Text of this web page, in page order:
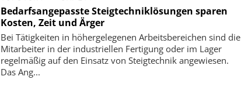
Bedarfsangepasste Steigtechniklösungen sparen
Kosten, Zeit und Ärger
Bei Tätigkeiten in höhergelegenen Arbeitsbereichen sind die
Mitarbeiter in der industriellen Fertigung oder im Lager
regelmäßig auf den Einsatz von Steigtechnik angewiesen.
Das Ang...